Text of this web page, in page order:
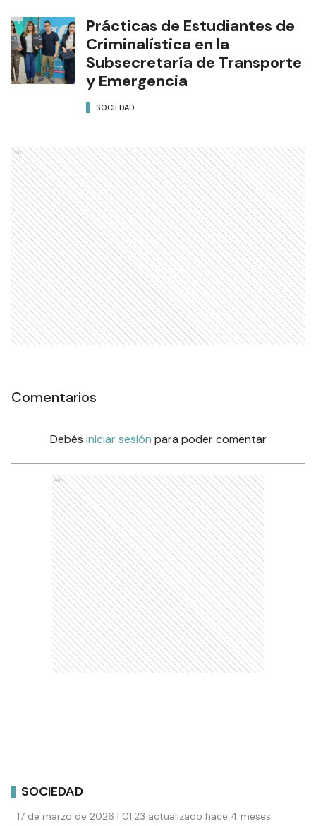
Prácticas de Estudiantes de
Criminalística en la
Subsecretaría de Transporte
y Emergencia
SOCIEDAD
Ads
Comentarios
Debés iniciar sesión para poder comentar
Ads
SOCIEDAD
17 de marzo de 2026 | 01:23 actualizado hace 4 meses